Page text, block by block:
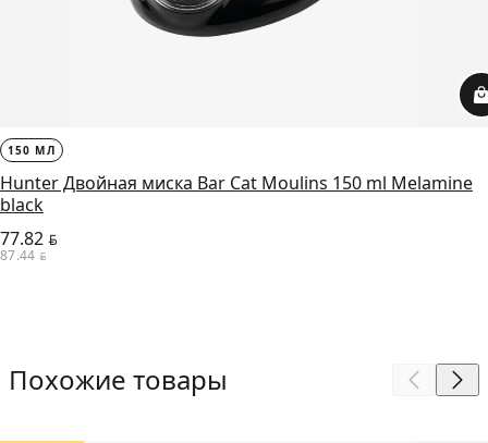
150 МЛ
Hunter Двойная миска Bar Cat Moulins 150 ml Melamine
black
77.82 BYN
87.44 BYN
Похожие товары